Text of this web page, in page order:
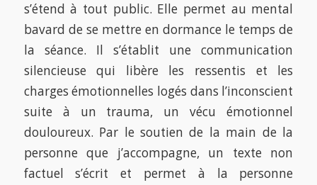
s’étend à tout public. Elle permet au mental
bavard de se mettre en dormance le temps de
la séance. Il s’établit une communication
silencieuse qui libère les ressentis et les
charges émotionnelles logés dans l’inconscient
suite à un trauma, un vécu émotionnel
douloureux. Par le soutien de la main de la
personne que j’accompagne, un texte non
factuel s’écrit et permet à la personne